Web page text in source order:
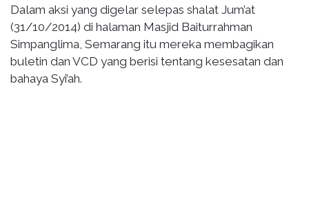
Dalam aksi yang digelar selepas shalat Jum’at
(31/10/2014) di halaman Masjid Baiturrahman
Simpanglima, Semarang itu mereka membagikan
buletin dan VCD yang berisi tentang kesesatan dan
bahaya Syi’ah.